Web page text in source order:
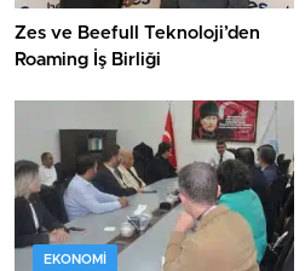
Zes ve Beefull Teknoloji’den
Roaming İş Birliği
EKONOMI